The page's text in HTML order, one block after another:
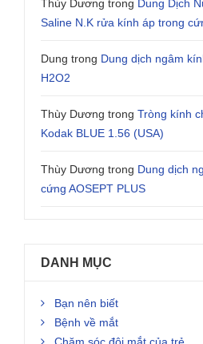
Thùy Dương trong Dung Dịch
Saline N.K rửa kính áp trong
Dung trong Dung dịch ngâm
H2O2
Thùy Dương trong Tròng kính
Kodak BLUE 1.56 (USA)
Thùy Dương trong Dung dịch
cứng AOSEPT PLUS
DANH MỤC
Bạn nên biết
Bệnh về mắt